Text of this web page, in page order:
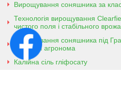
Вирощування соняшника за
Технологія вирощування
чистого поля і стабільного
Вирощування соняшника під
гайд для агронома
Калійна сіль гліфосату